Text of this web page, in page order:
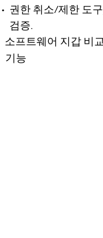
권한 취소/제한 도
검증.
소프트웨어 지갑 비
기능